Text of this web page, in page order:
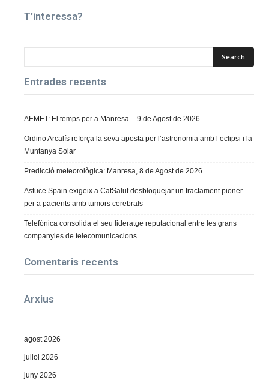
T’interessa?
Entrades recents
AEMET: El temps per a Manresa – 9 de Agost de 2026
Ordino Arcalís reforça la seva aposta per l’astronomia amb l’eclipsi i la
Muntanya Solar
Predicció meteorològica: Manresa, 8 de Agost de 2026
Astuce Spain exigeix a CatSalut desbloquejar un tractament pioner
per a pacients amb tumors cerebrals
Telefónica consolida el seu lideratge reputacional entre les grans
companyies de telecomunicacions
Comentaris recents
Arxius
agost 2026
juliol 2026
juny 2026